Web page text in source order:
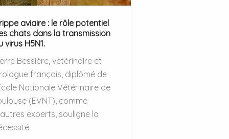
aviaire : le rôle potentiel
chats dans la transmission
virus H5N1.
Bessière, vétérinaire et
français, diplômé de
Nationale Vétérinaire de
(EVNT), comme
experts, souligne la